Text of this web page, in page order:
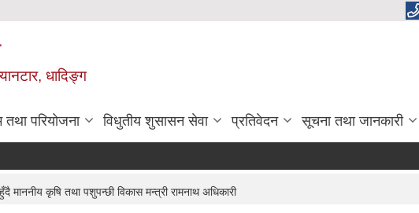
धादिङ्ग
तथा परियोजना विधुतीय शुसासन सेवा प्रतिवेदन सूचना तथा जानकारी
माननीय कृषि तथा पशुपन्छी विकास मन्त्री रामनाथ अधिकारी